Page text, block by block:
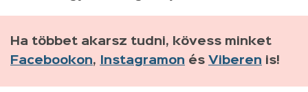
Ha többet akarsz tudni, kövess minket
Facebookon, Instagramon és Viberen is!